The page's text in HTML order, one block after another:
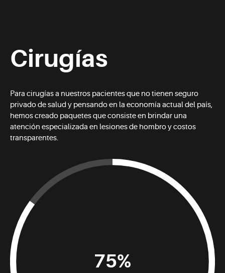
Cirugías
Para cirugías a nuestros pacientes que no tienen seguro
privado de salud y pensando en la economía actual del país,
hemos creado paquetes que consiste en brindar una
atención especializada en lesiones de hombro y costos
transparentes.
75%